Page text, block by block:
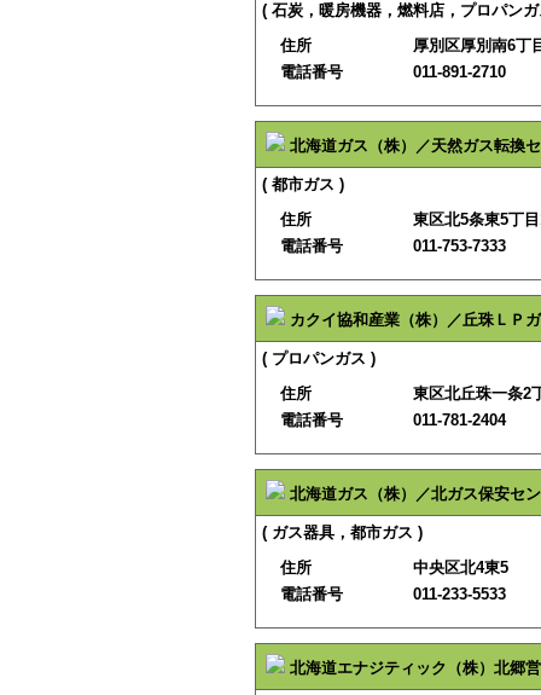
( 石炭，暖房機器，燃料店，プロパン
住所
厚別区厚別南6丁
電話番号
011-891-2710
北海道ガス（株）／天然ガス転換
( 都市ガス )
住所
東区北5条東5丁
電話番号
011-753-7333
カクイ協和産業（株）／丘珠ＬＰ
( プロパンガス )
住所
東区北丘珠一条2
電話番号
011-781-2404
北海道ガス（株）／北ガス保安セ
( ガス器具，都市ガス )
住所
中央区北4東5
電話番号
011-233-5533
北海道エナジティック（株）北郷